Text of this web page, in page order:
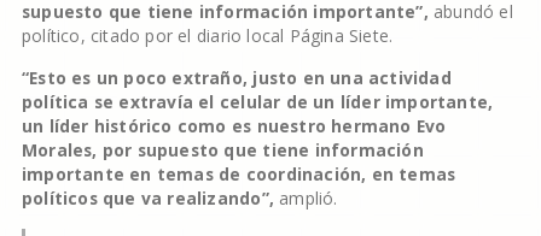
supuesto que tiene información importante”, abundó el
político, citado por el diario local Página Siete.
“Esto es un poco extraño, justo en una actividad
política se extravía el celular de un líder importante,
un líder histórico como es nuestro hermano Evo
Morales, por supuesto que tiene información
importante en temas de coordinación, en temas
políticos que va realizando”, amplió.